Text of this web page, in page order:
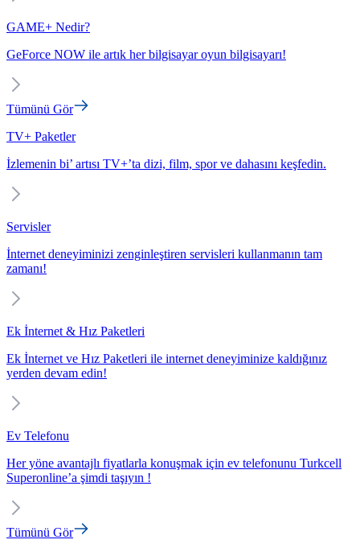
GAME+ Nedir?
GeForce NOW ile artık her bilgisayar oyun bilgisayarı!
Tümünü Gör
TV+ Paketler
İzlemenin bi’ artısı TV+’ta dizi, film, spor ve dahasını keşfedin.
Servisler
İnternet deneyiminizi zenginleştiren servisleri kullanmanın tam
zamanı!
Ek İnternet & Hız Paketleri
Ek İnternet ve Hız Paketleri ile internet deneyiminize kaldığınız
yerden devam edin!
Ev Telefonu
Her yöne avantajlı fiyatlarla konuşmak için ev telefonunu Turkcell
Superonline’a şimdi taşıyın !
Tümünü Gör